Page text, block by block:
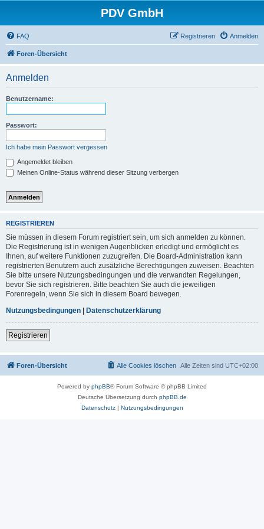
PDV GmbH
FAQ Anmelden
Registrieren
Foren-Übersicht
Anmelden
Benutzername:
Passwort:
Ich habe mein Passwort vergessen
Angemeldet bleiben
Meinen Online-Status während dieser Sitzung verbergen
REGISTRIEREN
Sie müssen in diesem Forum registriert sein, um sich anmelden zu können.
Die Registrierung ist in wenigen Augenblicken erledigt und ermöglicht es
Ihnen, auf weitere Funktionen zuzugreifen. Die Board-Administration kann
registrierten Benutzern auch zusätzliche Berechtigungen zuweisen. Beachten
Sie bitte unsere Nutzungsbedingungen und die verwandten Regelungen,
bevor Sie sich registrieren. Bitte beachten Sie auch die jeweiligen
Forenregeln, wenn Sie sich in diesem Board bewegen.
Nutzungsbedingungen | Datenschutzerklärung
Registrieren
Foren-Übersicht Alle Zeiten sind UTC+02:00
Alle Cookies löschen
Powered by phpBB® Forum Software © phpBB Limited
Deutsche Übersetzung durch phpBB.de
Datenschutz| Nutzungsbedingungen